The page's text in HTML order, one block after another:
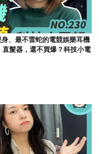
、最不雷蛇的電競娛樂耳機
髮器，還不買爆？科技小電